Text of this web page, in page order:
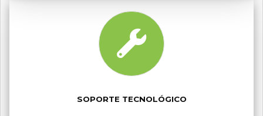
SOPORTE TECNOLÓGICO